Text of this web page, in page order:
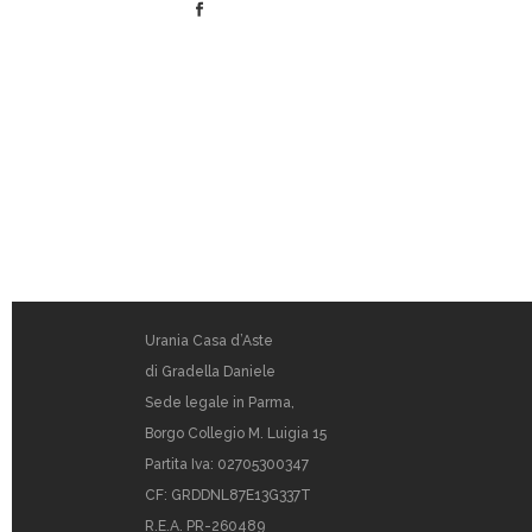
Urania Casa d’Aste
di Gradella Daniele
Sede legale in Parma,
Borgo Collegio M. Luigia 15
Partita Iva: 02705300347
CF: GRDDNL87E13G337T
R.E.A. PR-260489